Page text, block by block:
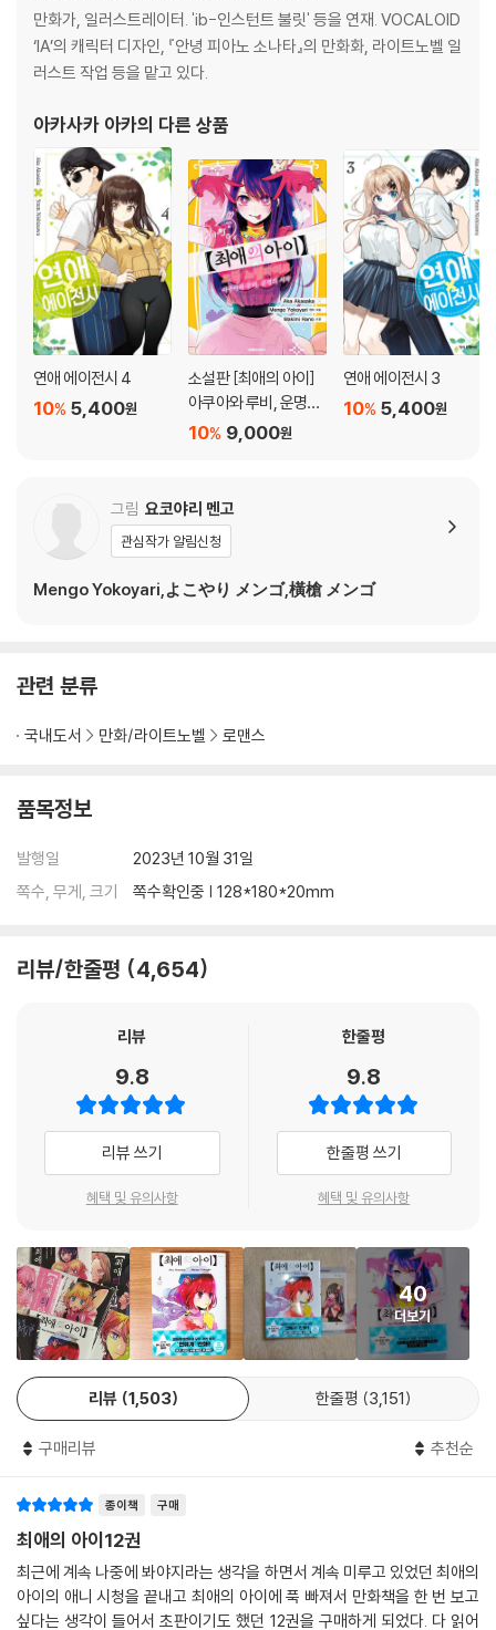
[만화] 최애의 아이 8 (초판종료)
호시노 아쿠아는 부친에 대해서 알게 된 뒤로 연예계에 대한 복수심이 꺼
키우기 위해서 MV촬영을 결정! 2.
[만화] 최애의 아이 9 (초판 종료)
MV촬영을 위해 방문환 신화의 땅 타카치호에서 루비는 아이를 죽인 범인
이 2인조라는 사실을 알게된다. 그 중 한명은 지금도 뻔뻔히 살아있다는 것
을 용서하지 못하고 자기 손으로 죽이겠다고 다짐한다.
[만화] 최애의 아이 10 (초판 종료)
루비가 리포터를 맡은 인터넷 방송국의 버라이어티 방송에서 다룬 코스프
레 특집은 큰 논란으로 발전 복수심에 불타는 루비는 이 소동까지 이용하
게 되는데?!
[만화] 최애의 아이 11 (초판종료)
[만화] 최애의 아이 12 (초판한정부록 : PP포토카드 (책과랩핑))
만화가, 일러스트레이터. 'ib-인스턴트 불릿' 등을 연재. VOCALOID
‘IA’의 캐릭터 디자인, 『안녕 피아노 소나타』의 만화화, 라이트노벨 일
러스트 작업 등을 맡고 있다.
아카사카 아카의 다른 상품
연애 에이전시 4
5,400원
10%
소설판 [최애의 아이]
아쿠아와 루비, 운명의
시작 9,000원
10%
연애 에이전시 3
5,400원
10%
그림 요코야리 멘고
관심작가 알림신청
Mengo Yokoyari,よこやり メンゴ,橫槍 メンゴ
관련 분류
국내도서 만화/라이트노벨 로맨스
품목정보
발행일
2023년 10월 31일
쪽수, 무게, 크기
쪽수확인중 | 128*180*20mm
리뷰/한줄평 4,654
리뷰
9.8
리뷰 쓰기
혜택 및 유의사항
한줄평
9.8
한줄평 쓰기
혜택 및 유의사항
40
더보기
리뷰 1,503 한줄평 3,151
구매리뷰 추천순
종이책 구매
최애의 아이12권
최근에 계속 나중에 봐야지라는 생각을 하면서 계속 미루고 있었던 최애의
아이의 애니 시청을 끝내고 최애의 아이에 푹 빠져서 만화책을 한 번 보고
싶다는 생각이 들어서 초판이기도 했던 12권을 구매하게 되었다. 다 읽어